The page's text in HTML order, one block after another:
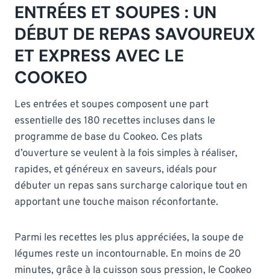
ENTRÉES ET SOUPES : UN
DÉBUT DE REPAS SAVOUREUX
ET EXPRESS AVEC LE
COOKEO
Les entrées et soupes composent une part
essentielle des 180 recettes incluses dans le
programme de base du Cookeo. Ces plats
d’ouverture se veulent à la fois simples à réaliser,
rapides, et généreux en saveurs, idéals pour
débuter un repas sans surcharge calorique tout en
apportant une touche maison réconfortante.
Parmi les recettes les plus appréciées, la soupe de
légumes reste un incontournable. En moins de 20
minutes, grâce à la cuisson sous pression, le Cookeo